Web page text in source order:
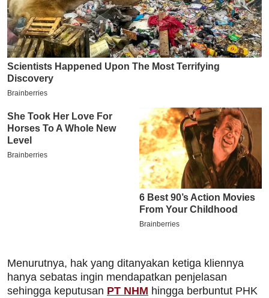
Menurutnya, hak yang ditanyakan ketiga kliennya
hanya sebatas ingin mendapatkan penjelasan
sehingga keputusan PT NHM hingga berbuntut PHK